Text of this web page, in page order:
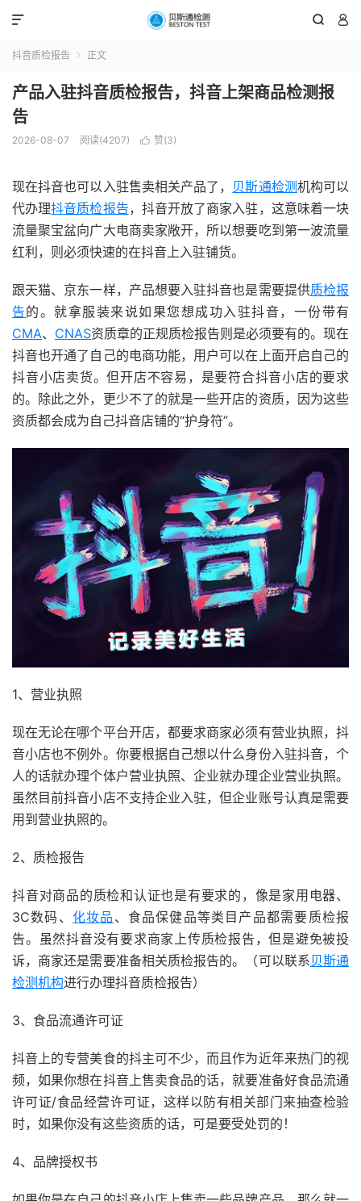
 

抖音质检报告  正文
产品入驻抖音质检报告，抖音上架商品检测报
告
2026-08-07 阅读(4207)  赞(3)
现在抖音也可以入驻售卖相关产品了， 贝斯通检测机构可以
代办理抖音质检报告，抖音开放了商家入驻，这意味着一块
流量聚宝盆向广大电商卖家敞开，所以想要吃到第一波流量
红利，则必须快速的在抖音上入驻铺货。
跟天猫、京东一样，产品想要入驻抖音也是需要提供质检报
告的。就拿服装来说如果您想成功入驻抖音，一份带有
CMA、 CNAS资质章的正规质检报告则是必须要有的。现在
抖音也开通了自己的电商功能，用户可以在上面开启自己的
抖音小店卖货。但开店不容易，是要符合抖音小店的要求
的。除此之外，更少不了的就是一些开店的资质，因为这些
资质都会成为自己抖音店铺的“护身符”。
1、营业执照
现在无论在哪个平台开店，都要求商家必须有营业执照，抖
音小店也不例外。你要根据自己想以什么身份入驻抖音，个
人的话就办理个体户营业执照、企业就办理企业营业执照。
虽然目前抖音小店不支持企业入驻，但企业账号认真是需要
用到营业执照的。
2、质检报告
抖音对商品的质检和认证也是有要求的，像是家用电器、
3C数码、 化妆品 、食品保健品等类目产品都需要质检报
告。虽然抖音没有要求商家上传质检报告，但是避免被投
诉，商家还是需要准备相关质检报告的。（可以联系贝斯通
检测机构进行办理抖音质检报告）
3、食品流通许可证
抖音上的专营美食的抖主可不少，而且作为近年来热门的视
频，如果你想在抖音上售卖食品的话，就要准备好食品流通
许可证/食品经营许可证，这样以防有相关部门来抽查检验
时，如果你没有这些资质的话，可是要受处罚的！
4、品牌授权书